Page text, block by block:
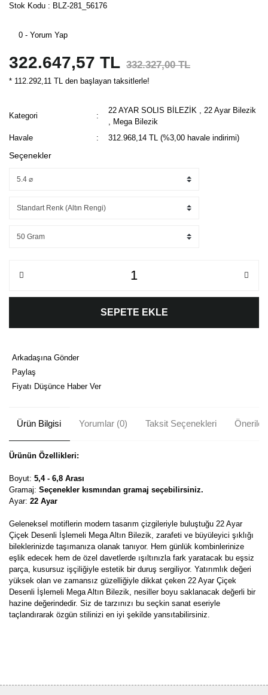
Stok Kodu : BLZ-281_56176
0 - Yorum Yap
322.647,57 TL 332.327,00 TL
* 112.292,11 TL den başlayan taksitlerle!
Kategori
22 AYAR SOLIS BİLEZİK
22 Ayar Bilezik
Mega Bilezik
Havale
312.968,14 TL (%3,00 havale indirimi)
Seçenekler
SEPETE EKLE
Arkadaşına Gönder
Paylaş
Fiyatı Düşünce Haber Ver
Ürün Bilgisi Yorumlar (0) Taksit Seçenekleri
Ürünün Özellikleri:
Boyut: 5,4 - 6,8 Arası
Gramaj: Seçenekler kısmından gramaj seçebilirsiniz.
Ayar: 22 Ayar
Geleneksel motiflerin modern tasarım çizgileriyle buluştuğu 22 Ayar
Çiçek Desenli İşlemeli Mega Altın Bilezik, zarafeti ve büyüleyici şıklığı
bileklerinizde taşımanıza olanak tanıyor. Hem günlük kombinlerinize
eşlik edecek hem de özel davetlerde ışıltınızla fark yaratacak bu eşsiz
parça, kusursuz işçiliğiyle estetik bir duruş sergiliyor. Yatırımlık değeri
yüksek olan ve zamansız güzelliğiyle dikkat çeken 22 Ayar Çiçek
Desenli İşlemeli Mega Altın Bilezik, nesiller boyu saklanacak değerli bir
hazine değerindedir. Siz de tarzınızı bu seçkin sanat eseriyle
taçlandırarak özgün stilinizi en iyi şekilde yansıtabilirsiniz.